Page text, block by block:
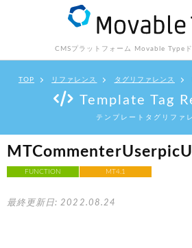
CMSプラットフォーム Movable Type
TOP リファレンス タグリファレンス
Template Tag
テンプレートタグリファ
FUNCTION MT4.1
最終更新日: 2022.08.24